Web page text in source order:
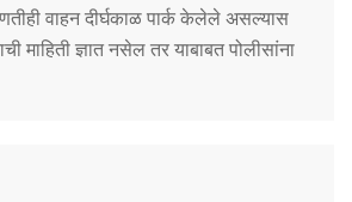
वाहन दीर्घकाळ पार्क केलेले असल्यास
माहिती ज्ञात नसेल तर याबाबत पोलीसांना